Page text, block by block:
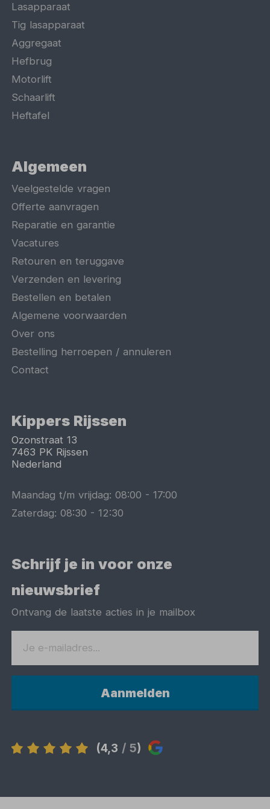
Lasapparaat
Tig lasapparaat
Aggregaat
Hefbrug
Motorlift
Schaarlift
Heftafel
Algemeen
Veelgestelde vragen
Offerte aanvragen
Reparatie en garantie
Vacatures
Retouren en teruggave
Verzenden en levering
Bestellen en betalen
Algemene voorwaarden
Over ons
Bestelling herroepen / annuleren
Contact
Kippers Rijssen
Ozonstraat 13
7463 PK Rijssen
Nederland
Maandag t/m vrijdag:08:00 -17:00
Zaterdag:08:30 -12:30
Schrijf je in voor onze
nieuwsbrief
Ontvang de laatste acties in je mailbox
Aanmelden
(4,3 / 5)